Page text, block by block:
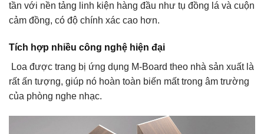
tần với nền tảng linh kiện hàng đầu như tụ đồng lá và cuộn
cảm đồng, có độ chính xác cao hơn.
Tích hợp nhiều công nghệ hiện đại
Loa được trang bị ứng dụng M-Board theo nhà sản xuất là
rất ấn tượng, giúp nó hoàn toàn biến mất trong âm trường
của phòng nghe nhạc.